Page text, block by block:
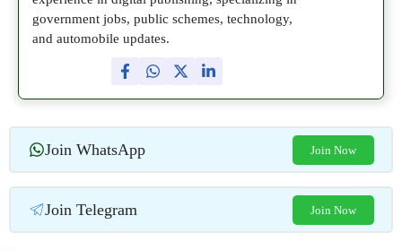
government jobs, public schemes, technology,
and automobile updates.
Join WhatsApp Join Now
Join Telegram Join Now